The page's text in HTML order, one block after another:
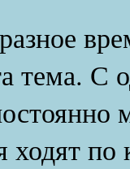
тема. С
ходят